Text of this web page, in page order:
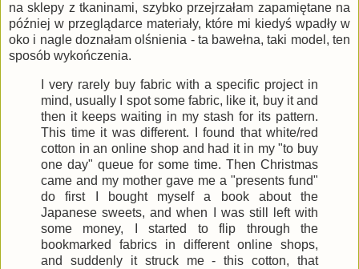
na sklepy z tkaninami, szybko przejrzałam zapamiętane na
później w przeglądarce materiały, które mi kiedyś wpadły w
oko i nagle doznałam olśnienia - ta bawełna, taki model, ten
sposób wykończenia.
I very rarely buy fabric with a specific project in
mind, usually I spot some fabric, like it, buy it and
then it keeps waiting in my stash for its pattern.
This time it was different. I found that white/red
cotton in an online shop and had it in my "to buy
one day" queue for some time. Then Christmas
came and my mother gave me a "presents fund"
do first I bought myself a book about the
Japanese sweets, and when I was still left with
some money, I started to flip through the
bookmarked fabrics in different online shops,
and suddenly it struck me - this cotton, that